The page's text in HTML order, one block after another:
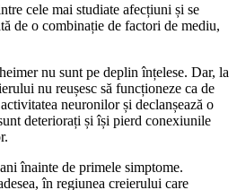
cele mai studiate afecțiuni și se
de o combinație de factori de mediu,
nu sunt pe deplin înțelese. Dar, la
nu reușesc să funcționeze ca de
neuronilor și declanșează o
deteriorați și își pierd conexiunile
înainte de primele simptome.
în regiunea creierului care